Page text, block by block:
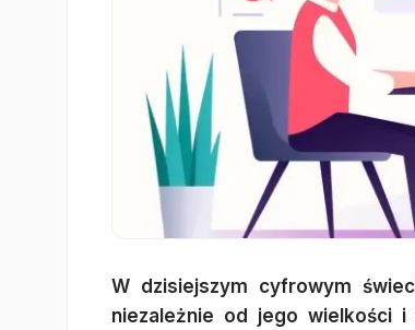
W dzisiejszym cyfrowym
niezależnie od jego wielkości i